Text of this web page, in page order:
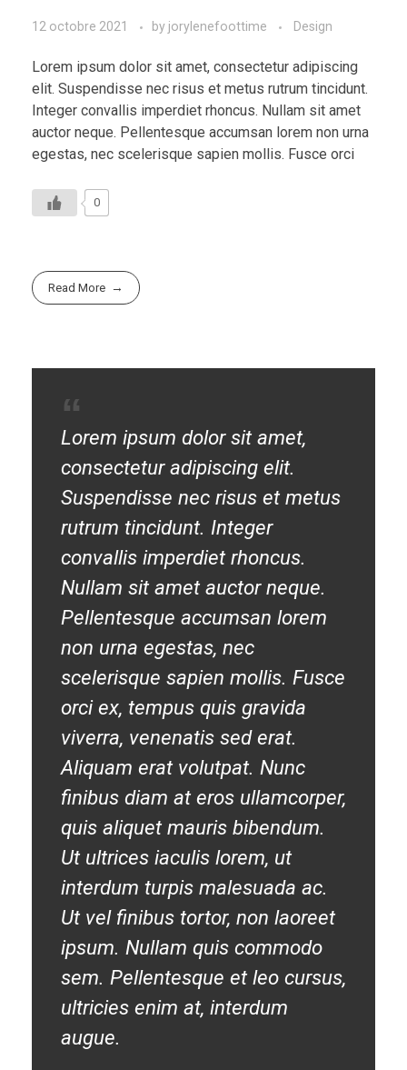
12 octobre 2021 by jorylenefoottime Design
Lorem ipsum dolor sit amet, consectetur adipiscing
elit. Suspendisse nec risus et metus rutrum tincidunt.
Integer convallis imperdiet rhoncus. Nullam sit amet
auctor neque. Pellentesque accumsan lorem non urna
egestas, nec scelerisque sapien mollis. Fusce orci
0
Read More
Lorem ipsum dolor sit amet,
consectetur adipiscing elit.
Suspendisse nec risus et metus
rutrum tincidunt. Integer
convallis imperdiet rhoncus.
Nullam sit amet auctor neque.
Pellentesque accumsan lorem
non urna egestas, nec
scelerisque sapien mollis. Fusce
orci ex, tempus quis gravida
viverra, venenatis sed erat.
Aliquam erat volutpat. Nunc
finibus diam at eros ullamcorper,
quis aliquet mauris bibendum.
Ut ultrices iaculis lorem, ut
interdum turpis malesuada ac.
Ut vel finibus tortor, non laoreet
ipsum. Nullam quis commodo
sem. Pellentesque et leo cursus,
ultricies enim at, interdum
augue.